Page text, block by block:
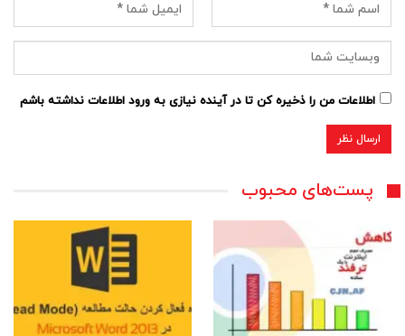
اطلاعات من را ذخیره کن تا در آینده نیازی به ورود اطلاعات نداشته باشم
پست‌های محبوب